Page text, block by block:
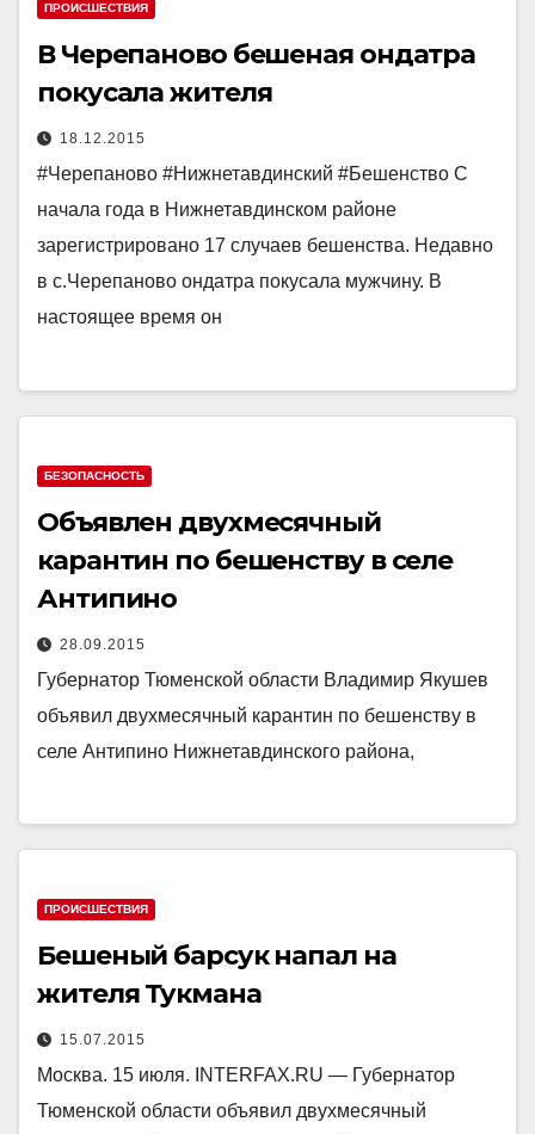
ПРОИСШЕСТВИЯ
В Черепаново бешеная ондатра
покусала жителя
18.12.2015
#Черепаново #Нижнетавдинский #Бешенство С
начала года в Нижнетавдинском районе
зарегистрировано 17 случаев бешенства. Недавно
в с.Черепаново ондатра покусала мужчину. В
настоящее время он
БЕЗОПАСНОСТЬ
Объявлен двухмесячный
карантин по бешенству в селе
Антипино
28.09.2015
Губернатор Тюменской области Владимир Якушев
объявил двухмесячный карантин по бешенству в
селе Антипино Нижнетавдинского района,
ПРОИСШЕСТВИЯ
Бешеный барсук напал на
жителя Тукмана
15.07.2015
Москва. 15 июля. INTERFAX.RU — Губернатор
Тюменской области объявил двухмесячный